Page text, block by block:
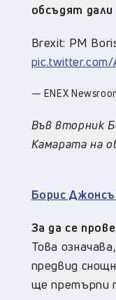
обсъдят
Brexit: PM
pic.twitter.com/
— ENEX
Във вторник
Камарата на
Борис
За да се
Това
предвид
ще претърпи